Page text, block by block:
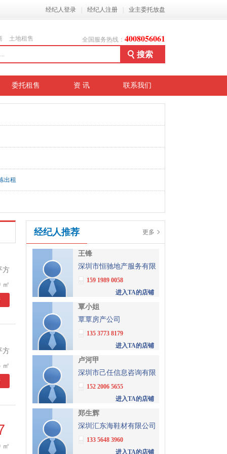
经纪人登录 经纪人注册 业主委托放盘
土地租售 全国服务热线： 4008056061
委托租售 资 讯 联系我们
出租
方
㎡
方
㎡
㎡
经纪人推荐 更多
王锋
深圳市恒驰地产服务有限
公司159 1989 0058
进入TA的店铺
覃小姐
覃覃房产公司
135 3773 8179
进入TA的店铺
卢河甲
深圳市己任信息咨询有限
公司152 2006 5655
进入TA的店铺
郑生辉
深圳汇东海鞋材有限公司
133 5648 3960
进入TA的店铺